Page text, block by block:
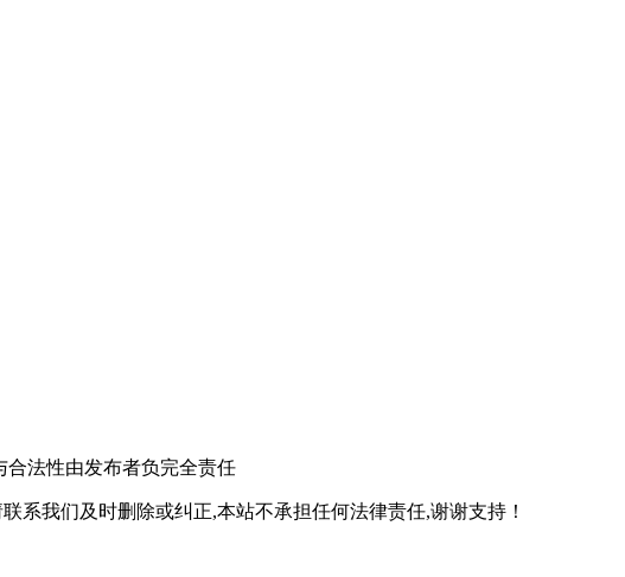
法性由发布者负完全责任
系我们及时删除或纠正,本站不承担任何法律责任,谢谢支持！